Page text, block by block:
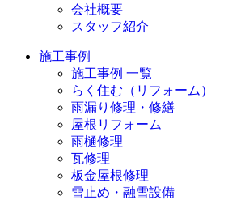
会社概要
スタッフ紹介
施工事例
施工事例 一覧
らく住む（リフォーム）
雨漏り修理・修繕
屋根リフォーム
雨樋修理
瓦修理
板金屋根修理
雪止め・融雪設備